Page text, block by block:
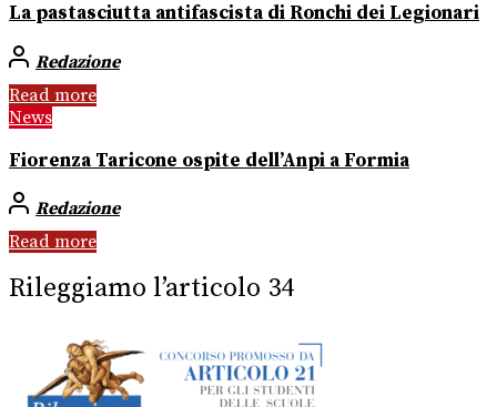
La pastasciutta antifascista di Ronchi dei Legionari
Redazione
Read more
News
Fiorenza Taricone ospite dell’Anpi a Formia
Redazione
Read more
Rileggiamo l’articolo 34